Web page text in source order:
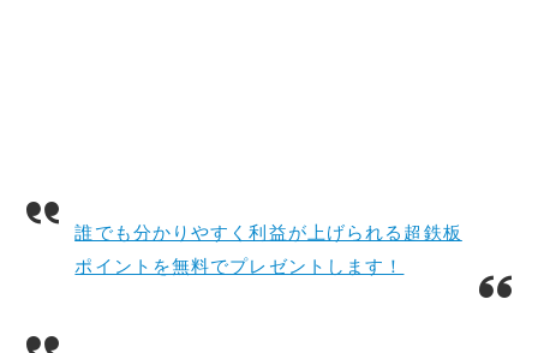
誰でも分かりやすく利益が上げられる超鉄板
ポイントを無料でプレゼントします！